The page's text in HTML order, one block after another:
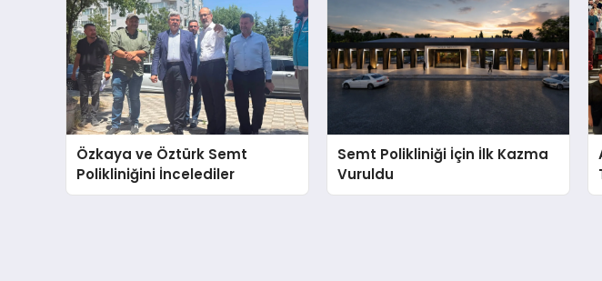
Özkaya ve Öztürk Semt
Polikliniğini İncelediler
Semt Polikliniği İçin İlk Kazma
Vuruldu